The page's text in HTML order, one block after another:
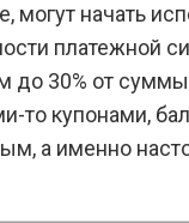
начать
платежной
до 30% от
то купонами,
а именно